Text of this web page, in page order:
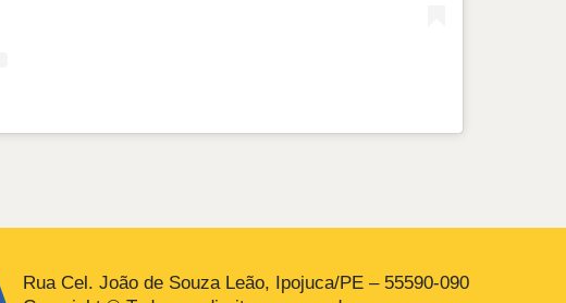
Rua Cel. João de Souza Leão, Ipojuca/PE – 55590-090